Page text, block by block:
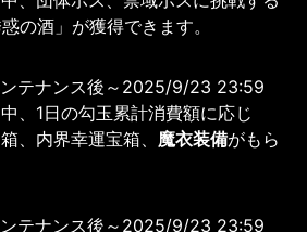
の酒」が獲得できます。
テナンス後～2025/9/23 23:59
、1日の勾玉累計消費額に応じ
、内界幸運宝箱、 魔衣装備がもら
テナンス後～2025/9/23 23:59